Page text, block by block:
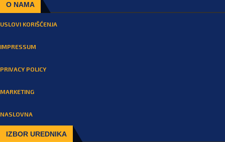
O NAMA
USLOVI KORIŠĆENJA
IMPRESSUM
PRIVACY POLICY
MARKETING
NASLOVNA
IZBOR UREDNIKA